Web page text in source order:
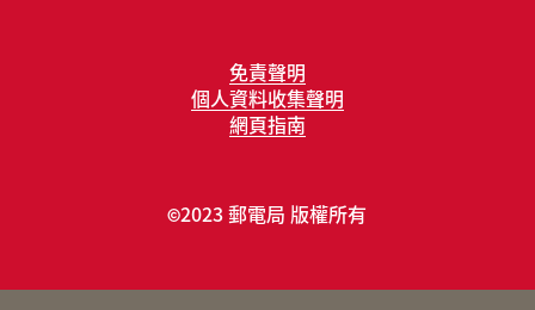
免責聲明
個人資料收集聲明
網頁指南
©2023 郵電局 版權所有